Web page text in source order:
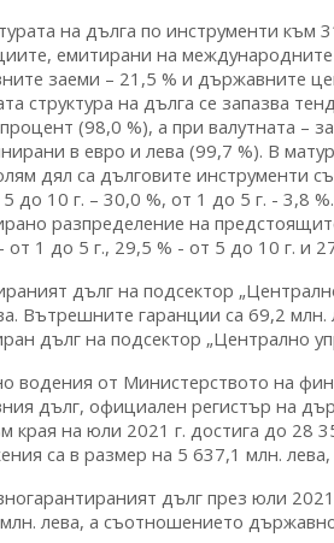
на дълга по инструменти
емитирани на
заеми – 21,5 % и държавните
структура на дълга се запазва
(98,0 %), а при валутната –
в евро и лева (99,7 %). В
дял са дълговите инструменти
до 10 г. – 30,0 %, от 1 до 5 г. - 3,8
разпределение на
от 1 до 5 г., 29,5 % - от 5 до 10 г. и
дълг на подсектор
Вътрешните гаранции са 69,2
дълг на подсектор „Централно
водения от Министерството на
дълг, официален регистър на
края на юли 2021 г. достига до 28
са в размер на 5 637,1 млн.
дълг през юли
лева, а съотношението